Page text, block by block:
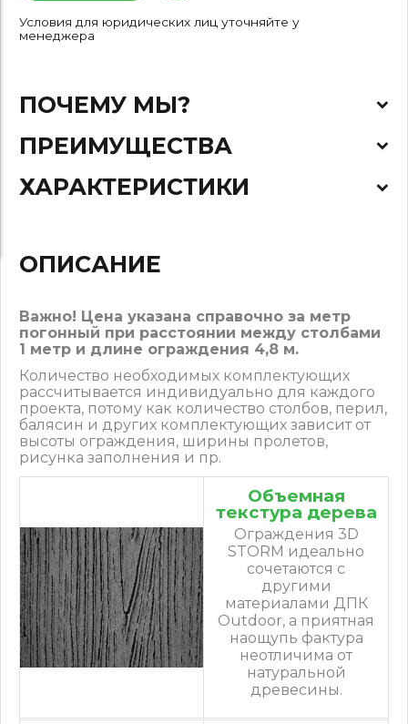
Условия для юридических лиц уточняйте у
менеджера
ПОЧЕМУ МЫ?
ПРЕИМУЩЕСТВА
ХАРАКТЕРИСТИКИ
ОПИСАНИЕ
Важно! Цена указана справочно за метр
погонный при расстоянии между столбами
1 метр и длине ограждения 4,8 м.
Количество необходимых комплектующих
рассчитывается индивидуально для каждого
проекта, потому как количество столбов, перил,
балясин и других комплектующих зависит от
высоты ограждения, ширины пролетов,
рисунка заполнения и пр.
Объемная
текстура дерева
Ограждения 3D
STORM идеально
сочетаются с
другими
материалами ДПК
Outdoor, а приятная
наощупь фактура
неотличима от
натуральной
древесины.